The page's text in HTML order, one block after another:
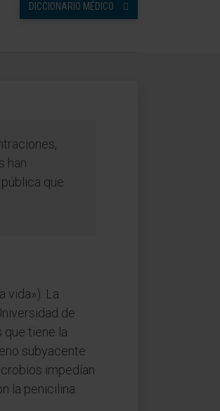
DICCIONARIO MÉDICO
han
que
vida»). La
de
que tiene la
subyacente
impedían
la penicilina.